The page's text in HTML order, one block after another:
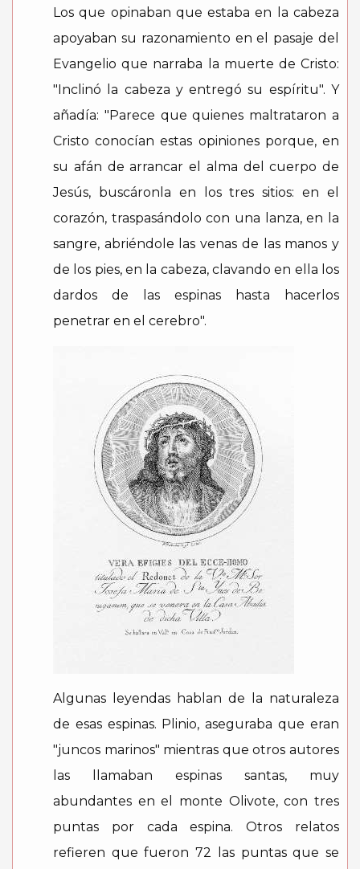
Los que opinaban que estaba en la cabeza
apoyaban su razonamiento en el pasaje del
Evangelio que narraba la muerte de Cristo:
"Inclinó la cabeza y entregó su espíritu". Y
añadía: "Parece que quienes maltrataron a
Cristo conocían estas opiniones porque, en
su afán de arrancar el alma del cuerpo de
Jesús, buscáronla en los tres sitios: en el
corazón, traspasándolo con una lanza, en la
sangre, abriéndole las venas de las manos y
de los pies, en la cabeza, clavando en ella los
dardos de las espinas hasta hacerlos
penetrar en el cerebro".
Algunas leyendas hablan de la naturaleza
de esas espinas. Plinio, aseguraba que eran
"juncos marinos" mientras que otros autores
las llamaban espinas santas, muy
abundantes en el monte Olivote, con tres
puntas por cada espina. Otros relatos
refieren que fueron 72 las puntas que se